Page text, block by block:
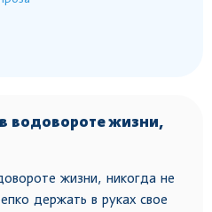
водовороте жизни,
жизни, никогда не
держать в руках свое